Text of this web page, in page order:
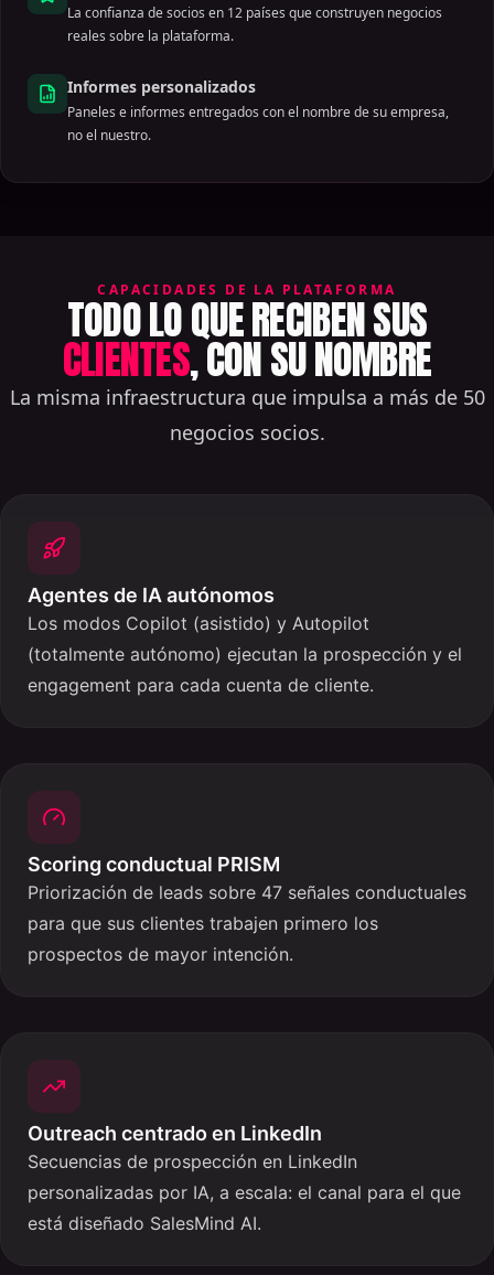
La confianza de socios en 12 países que construyen negocios
reales sobre la plataforma.
Informes personalizados
Paneles e informes entregados con el nombre de su empresa,
no el nuestro.
CAPACIDADES DE LA PLATAFORMA
TODO LO QUE RECIBEN SUS
CLIENTES, CON SU NOMBRE
La misma infraestructura que impulsa a más de 50
negocios socios.
Agentes de IA autónomos
Los modos Copilot (asistido) y Autopilot
(totalmente autónomo) ejecutan la prospección y el
engagement para cada cuenta de cliente.
Scoring conductual PRISM
Priorización de leads sobre 47 señales conductuales
para que sus clientes trabajen primero los
prospectos de mayor intención.
Outreach centrado en LinkedIn
Secuencias de prospección en LinkedIn
personalizadas por IA, a escala: el canal para el que
está diseñado SalesMind AI.